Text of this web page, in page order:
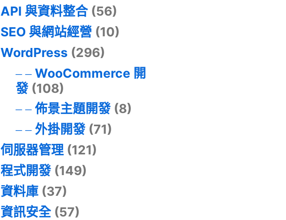
API 與資料整合(56)
SEO 與網站經營 (10)
WordPress (296)
WooCommerce 開
發(108)
佈景主題開發(8)
外掛開發(71)
伺服器管理(121)
程式開發(149)
資料庫(37)
資訊安全(57)